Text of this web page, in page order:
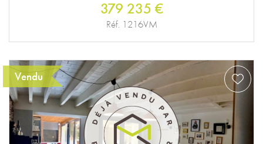
379 235 €
Réf. 1216VM
Vendu